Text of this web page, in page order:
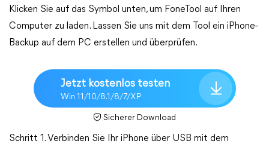
Klicken Sie auf das Symbol unten, um FoneTool auf Ihren
Computer zu laden. Lassen Sie uns mit dem Tool ein iPhone-
Backup auf dem PC erstellen und überprüfen.
Jetzt kostenlos testen
Win 11/10/8.1/8/7/XP
Sicherer Download
Schritt 1. Verbinden Sie Ihr iPhone über USB mit dem